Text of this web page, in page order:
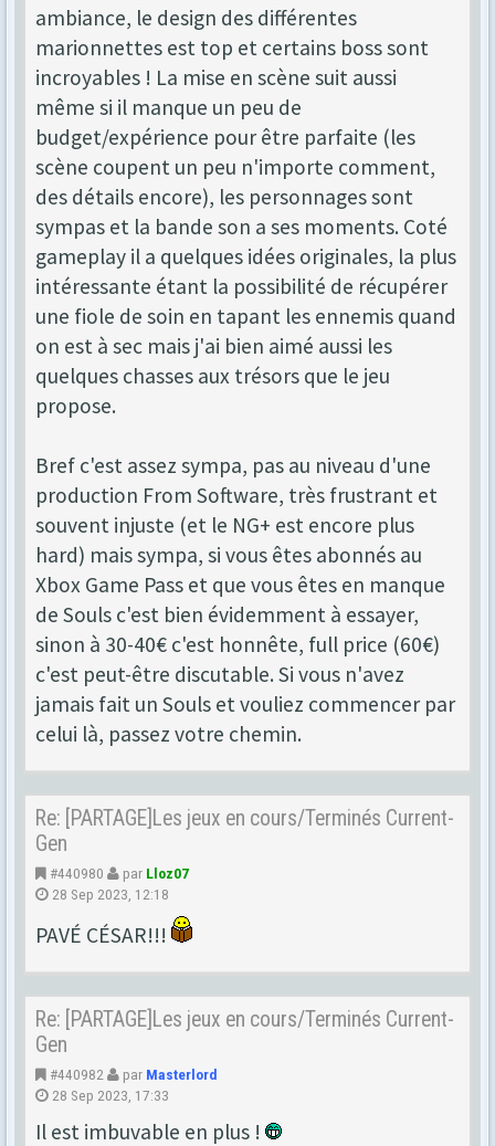
ambiance, le design des différentes
marionnettes est top et certains boss sont
incroyables ! La mise en scène suit aussi
même si il manque un peu de
budget/expérience pour être parfaite (les
scène coupent un peu n'importe comment,
des détails encore), les personnages sont
sympas et la bande son a ses moments. Coté
gameplay il a quelques idées originales, la plus
intéressante étant la possibilité de récupérer
une fiole de soin en tapant les ennemis quand
on est à sec mais j'ai bien aimé aussi les
quelques chasses aux trésors que le jeu
propose.
Bref c'est assez sympa, pas au niveau d'une
production From Software, très frustrant et
souvent injuste (et le NG+ est encore plus
hard) mais sympa, si vous êtes abonnés au
Xbox Game Pass et que vous êtes en manque
de Souls c'est bien évidemment à essayer,
sinon à 30-40€ c'est honnête, full price (60€)
c'est peut-être discutable. Si vous n'avez
jamais fait un Souls et vouliez commencer par
celui là, passez votre chemin.
Re: [PARTAGE]Les jeux en cours/Terminés Current-
Gen
#440980 par Lloz07
28 Sep 2023, 12:18
PAVÉ CÉSAR!!!
Re: [PARTAGE]Les jeux en cours/Terminés Current-
Gen
#440982 par Masterlord
28 Sep 2023, 17:33
Il est imbuvable en plus !